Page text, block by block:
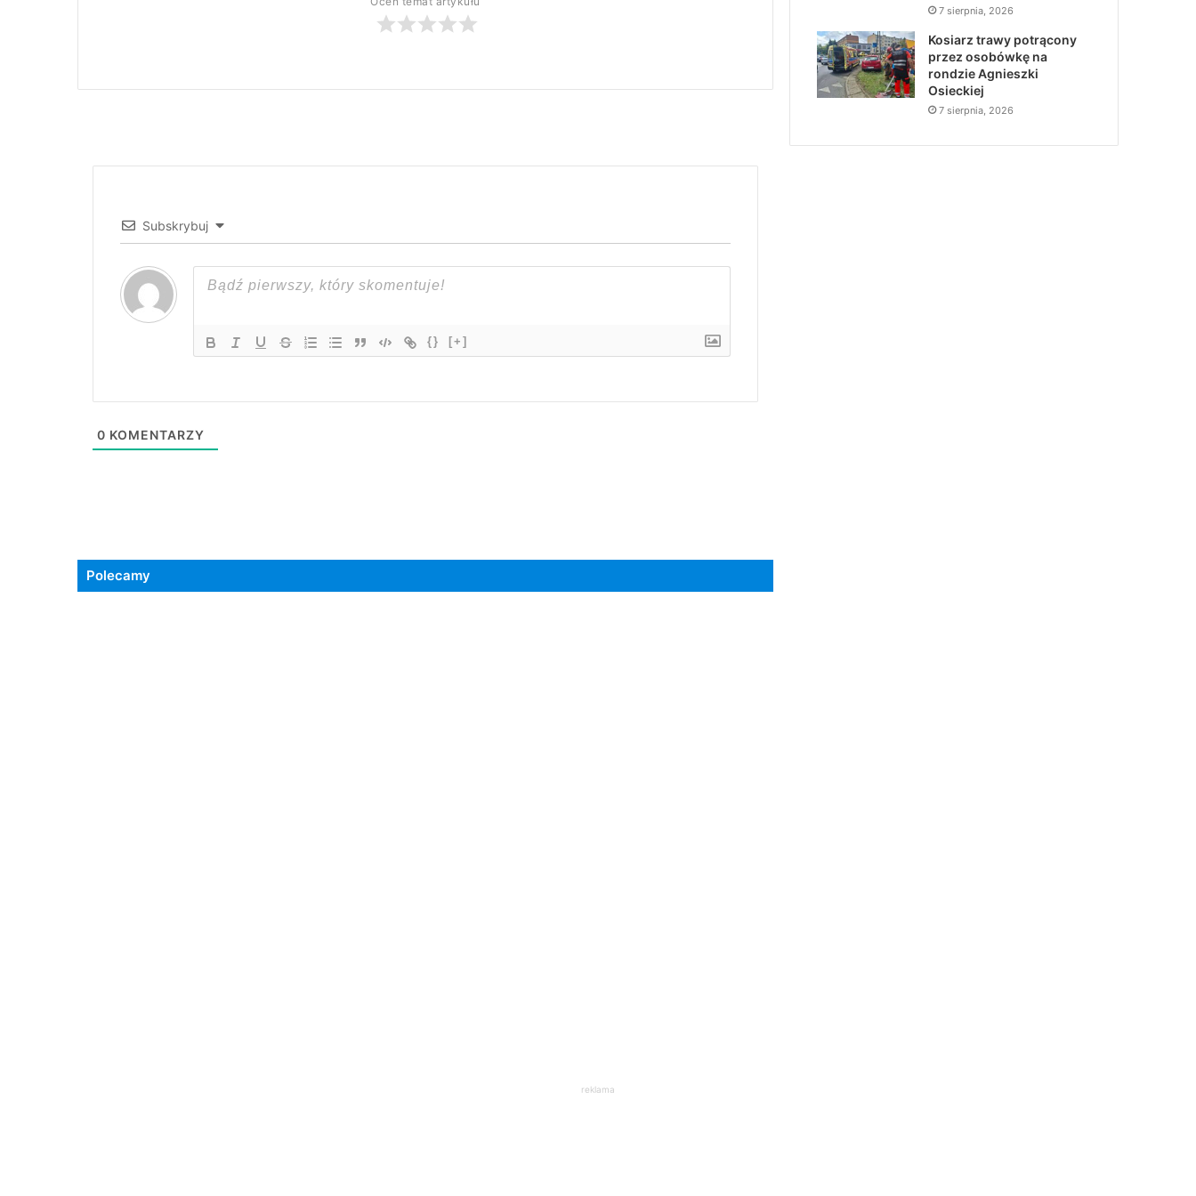
Subskrybuj
{} [+]
0 KOMENTARZY
Polecamy
7 sierpnia, 2026
Kosiarz trawy potrącony
przez osobówkę na
rondzie Agnieszki
Osieckiej
7 sierpnia, 2026
reklama